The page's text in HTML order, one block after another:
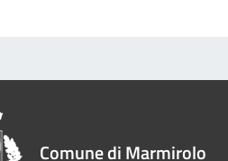
Comune di Marmirolo